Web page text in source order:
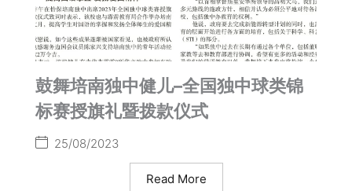
鼓舞培南独中健儿–全国独中球类锦
标赛授旗礼暨拨款仪式
25/08/2023
Read More